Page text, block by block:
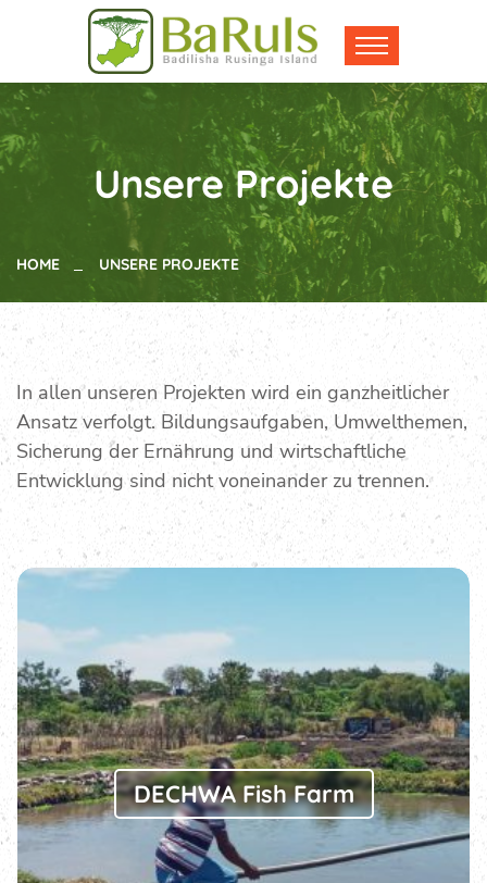
Unsere Projekte
HOME UNSERE PROJEKTE
In allen unseren Projekten wird ein ganzheitlicher
Ansatz verfolgt. Bildungsaufgaben, Umwelthemen,
Sicherung der Ernährung und wirtschaftliche
Entwicklung sind nicht voneinander zu trennen.
DECHWA Fish Farm